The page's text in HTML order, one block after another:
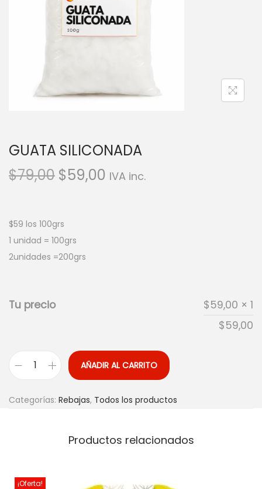
GUATA SILICONADA
$79,00 $59,00 IVA inc.
$59 los 100grs
1 unidad = 100grs
2unidades =200grs
Tu precio $59,00 × 1
$59,00
AÑADIR AL CARRITO
Categorías: Rebajas, Todos los productos
Productos relacionados
¡Oferta!